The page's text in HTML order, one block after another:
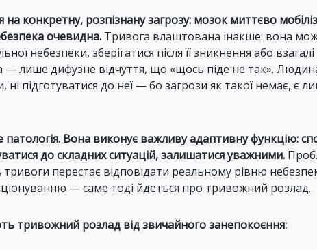
конкретну, розпізнану загрозу: мозок миттєво
очевидна. Тривога влаштована інакше: вона
небезпеки, зберігатися після її зникнення або
— лише дифузне відчуття, що «щось піде не так».
ні підготуватися до неї — бо загрози як такої немає, є
Вона виконує важливу адаптивну функцію:
до складних ситуацій, залишатися уважними.
тривоги перестає відповідати реальному рівню
— саме тоді йдеться про тривожний розлад.
тривожний розлад від звичайного занепокоєння: